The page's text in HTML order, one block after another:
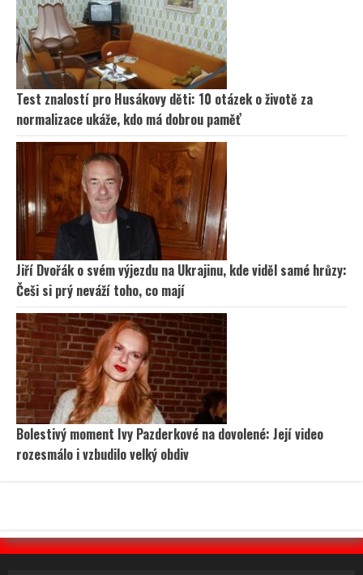
Test znalostí pro Husákovy děti: 10 otázek o životě za
normalizace ukáže, kdo má dobrou paměť
Jiří Dvořák o svém výjezdu na Ukrajinu, kde viděl samé hrůzy:
Češi si prý neváží toho, co mají
Bolestivý moment Ivy Pazderkové na dovolené: Její video
rozesmálo i vzbudilo velký obdiv